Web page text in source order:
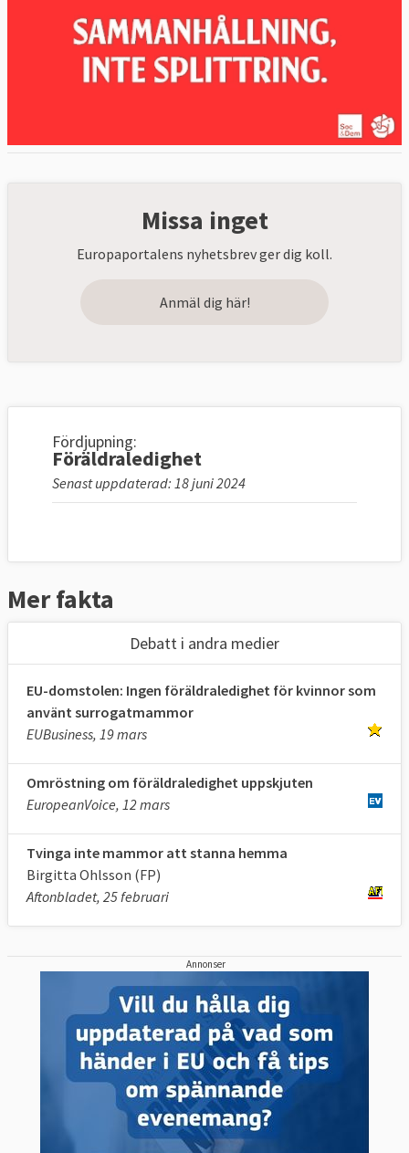
Missa inget
Europaportalens nyhetsbrev ger dig koll.
Anmäl dig här!
Fördjupning:
Föräldraledighet
Senast uppdaterad: 18 juni 2024
Mer fakta
Debatt i andra medier
EU-domstolen: Ingen föräldraledighet för kvinnor som
använt surrogatmammor
EUBusiness, 19 mars
Omröstning om föräldraledighet uppskjuten
EuropeanVoice, 12 mars
Tvinga inte mammor att stanna hemma
Birgitta Ohlsson (FP)
Aftonbladet, 25 februari
Annonser